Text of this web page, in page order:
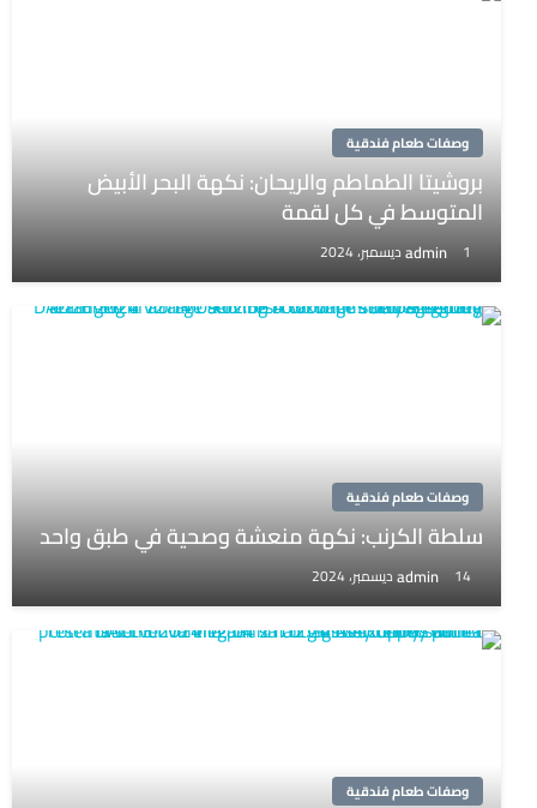
وصفات طعام فندقية
بروشيتا الطماطم والريحان: نكهة البحر الأبيض
المتوسط في كل لقمة
admin 1 ديسمبر، 2024
وصفات طعام فندقية
سلطة الكرنب: نكهة منعشة وصحية في طبق واحد
admin 14 ديسمبر، 2024
وصفات طعام فندقية